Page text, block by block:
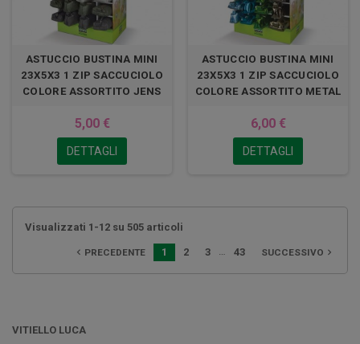
ASTUCCIO BUSTINA MINI
23X5X3 1 ZIP SACCUCIOLO
COLORE ASSORTITO JENS
5,00 €
DETTAGLI
ASTUCCIO BUSTINA MINI
23X5X3 1 ZIP SACCUCIOLO
COLORE ASSORTITO METAL
6,00 €
DETTAGLI
Visualizzati 1-12 su 505 articoli
 PRECEDENTE 1 2 3 … 43 SUCCESSIVO 
VITIELLO LUCA